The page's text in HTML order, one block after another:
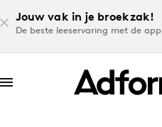
Jouw vak in je broekzak!
De beste leeservaring met de app